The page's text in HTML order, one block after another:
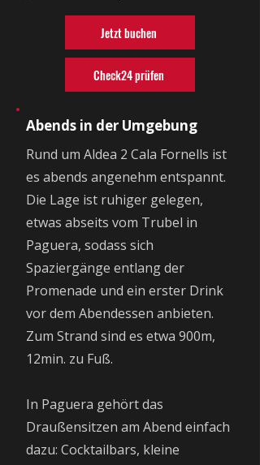
Jetzt buchen
Check24 prüfen
Abends in der Umgebung
Rund um Aldea 2 Cala Fornells ist
es abends angenehm entspannt.
Die Lage ist ruhiger gelegen,
etwas abseits vom Trubel in
Paguera, sodass sich
Spaziergänge entlang der
Promenade und ein erster Drink
vor dem Abendessen anbieten.
Zum Strand sind es etwa 900m,
12min. zu Fuß.
In Paguera gehört das
Draußensitzen am Abend einfach
dazu: Cocktailbars, kleine